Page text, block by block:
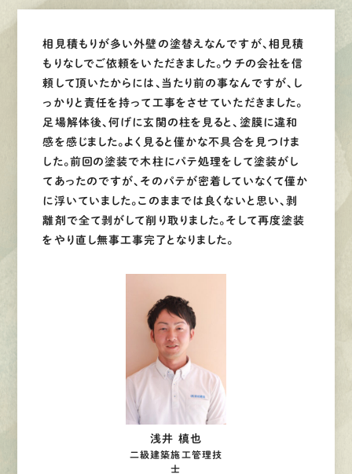
相見積もりが多い外壁の塗替えなんですが、相見積
もりなしでご依頼をいただきました。ウチの会社を信
頼して頂いたからには、当たり前の事なんですが、し
っかりと責任を持って工事をさせていただきました。
足場解体後、何げに玄関の柱を見ると、塗膜に違和
感を感じました。よく見ると僅かな不具合を見つけま
した。前回の塗装で木柱にパテ処理をして塗装がし
てあったのですが、そのパテが密着していなくて僅か
に浮いていました。このままでは良くないと思い、剥
離剤で全て剥がして削り取りました。そして再度塗装
をやり直し無事工事完了となりました。
浅井 槙也
二級建築施工管理技
士